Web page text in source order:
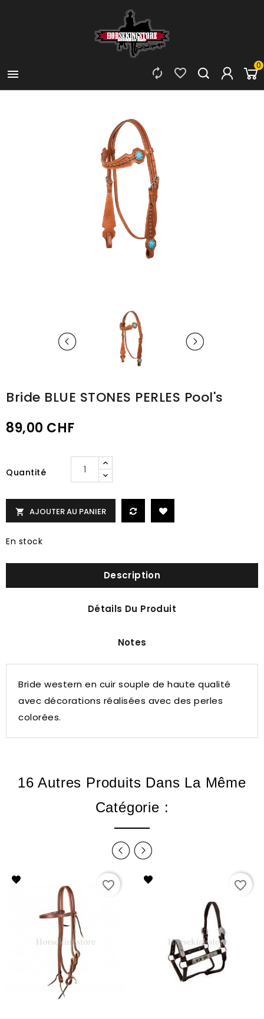

0


Bride BLUE STONES PERLES Pool's
89,00 CHF
Quantité
 AJOUTER AU PANIER
En stock
Description
Détails Du Produit
Notes
Bride western en cuir souple de haute qualité
avec décorations réalisées avec des perles
colorées.
16 Autres Produits Dans La Même
Catégorie :
favorite_border favorite_border